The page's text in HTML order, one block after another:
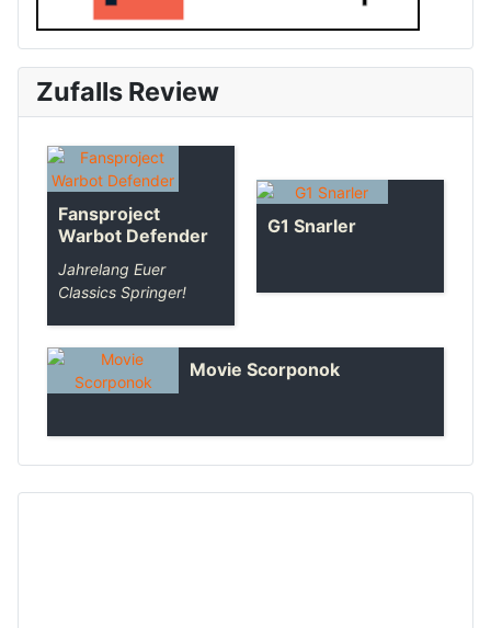
Zufalls Review
Fansproject
Warbot Defender
Jahrelang Euer
Classics Springer!
G1 Snarler
Movie Scorponok